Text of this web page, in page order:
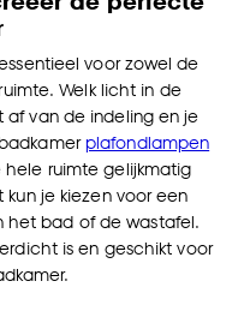
voor zowel de
Welk licht in de
af van de indeling en je
plafondlampen
ruimte gelijkmatig
je kiezen voor een
het bad of de wastafel.
is en geschikt voor